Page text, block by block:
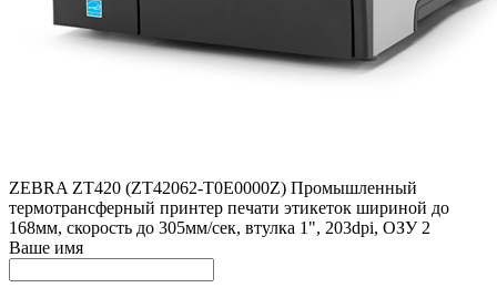
ZEBRA ZT420 (ZT42062-T0E0000Z) Промышленный
термотрансферный принтер печати этикеток шириной до
168мм, скорость до 305мм/сек, втулка 1", 203dpi, ОЗУ 2
Ваше имя